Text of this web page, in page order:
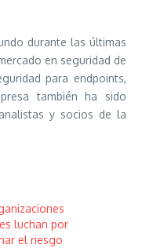
durante las últimas
en seguridad de
para endpoints,
también ha sido
y socios de la
luchan por
el riesgo